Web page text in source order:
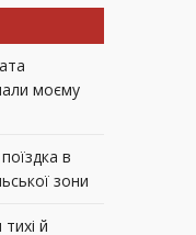
моєму
в
зони
тихі й